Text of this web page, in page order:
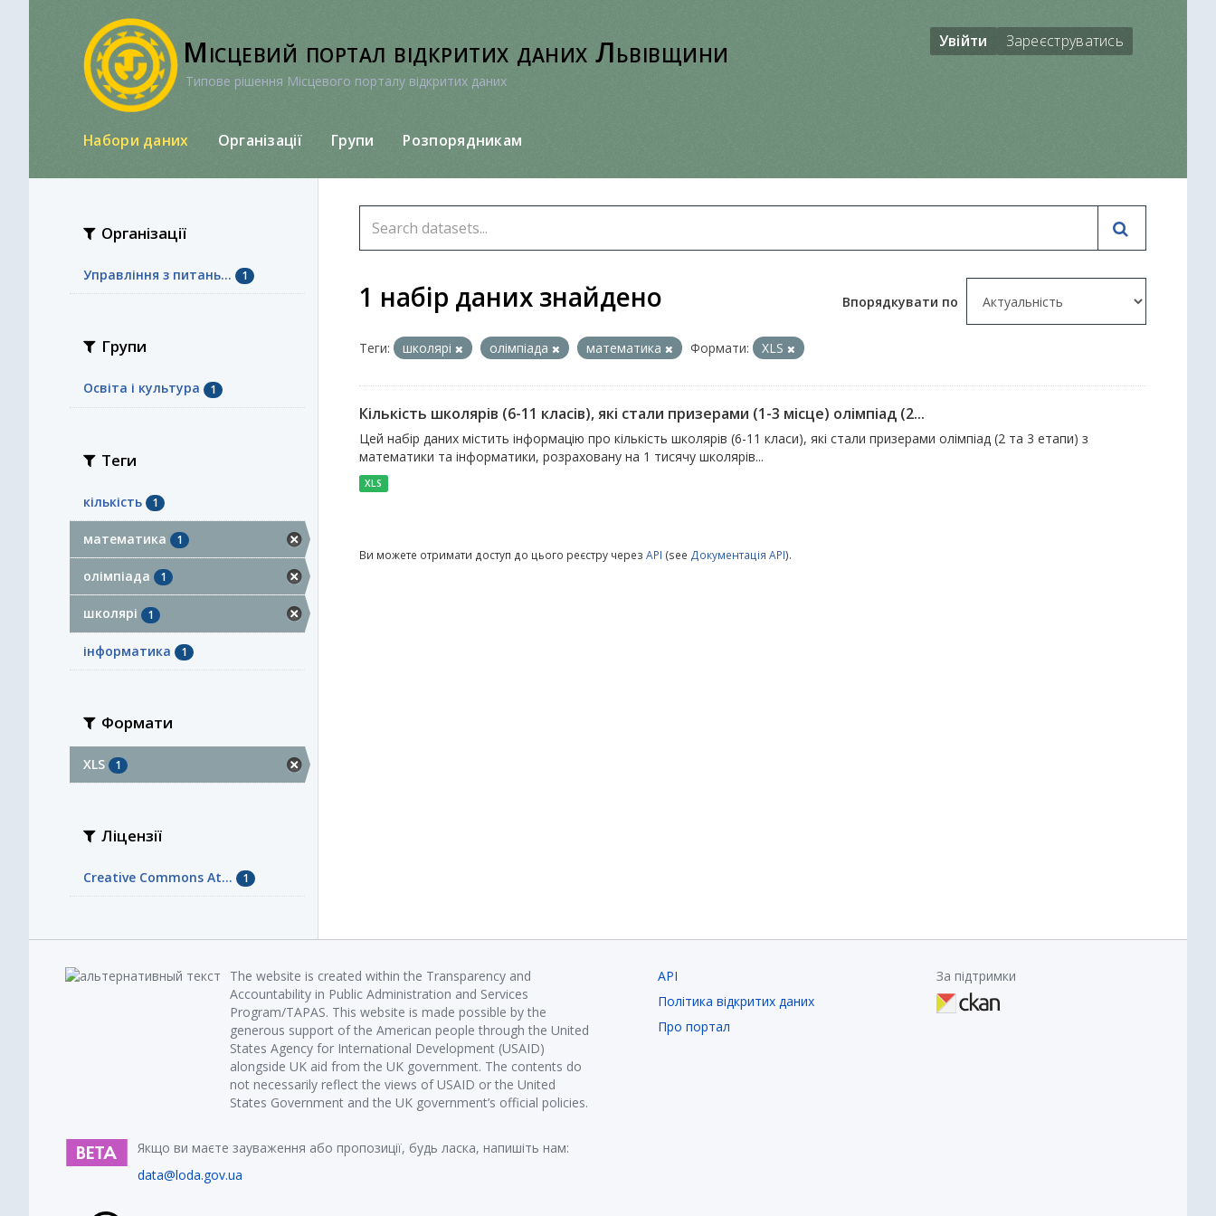
Місцевий портал відкритих даних Львівщини
Типове рішення Місцевого порталу відкритих даних
Увійти Зареєструватись
Набори даних Організації Групи Розпорядникам
Організації
Управління з питань... 1
Групи
Освіта і культура 1
Теги
кількість 1
математика 1
олімпіада 1
школярі 1
інформатика 1
Формати
XLS 1
Ліцензії
Creative Commons At... 1
Впорядкувати по
1 набір даних знайдено
Теги: школярі олімпіада математика Формати: XLS
Кількість школярів (6-11 класів), які стали призерами (1-3 місце) олімпіад (2...
Цей набір даних містить інформацію про кількість школярів (6-11 класи), які стали призерами олімпіад (2 та 3 етапи) з
математики та інформатики, розраховану на 1 тисячу школярів...
XLS
Ви можете отримати доступ до цього реєстру через API (see Документація API).
The website is created within the Transparency and
Accountability in Public Administration and Services
Program/TAPAS. This website is made possible by the
generous support of the American people through the United
States Agency for International Development (USAID)
alongside UK aid from the UK government. The contents do
not necessarily reflect the views of USAID or the United
States Government and the UK government’s official policies.
Якщо ви маєте зауваження або пропозиції, будь ласка, напишіть нам:
data@loda.gov.ua
API
Політика відкритих даних
Про портал
За підтримки